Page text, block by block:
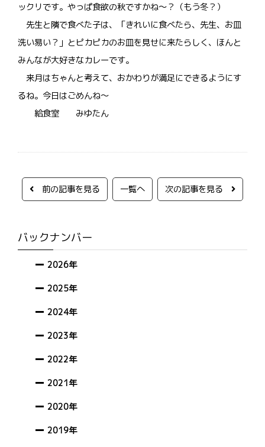
ックリです。やっぱ食欲の秋ですかね～？（もう冬？）
先生と隣で食べた子は、「きれいに食べたら、先生、お皿
洗い易い？」とピカピカのお皿を見せに来たらしく、ほんと
みんなが大好きなカレーです。
来月はちゃんと考えて、おかわりが満足にできるようにす
るね。今日はごめんね～
給食室 みゆたん
前の記事を見る 一覧へ 次の記事を見る
バックナンバー
2026年
2025年
2024年
2023年
2022年
2021年
2020年
2019年